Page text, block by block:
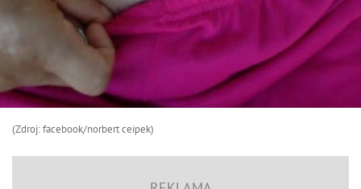
(Zdroj: facebook/norbert ceipek)